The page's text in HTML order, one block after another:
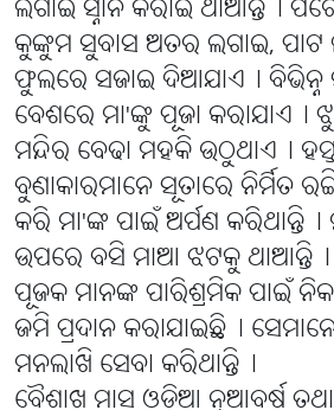
ଲଗାଇ ସ୍ନାନ କରାଇ ଥାଆନ୍ତି୤
କୁଙ୍କୁମ ସୁବାସ ଅତର ଲଗାଇ, ପାଟ
ଫୁଲରେ ସଜାଇ ଦିଆଯାଏ୤
ବେଶରେ ମା'ଙ୍କୁ ପୂଜା କରାଯାଏ୤
ମନ୍ଦିର ବେଢା ମହକି ଉଠୁଥାଏ୤
ବୁଣାକାରମାନେ ସୂତାରେ ନିର୍ମିତ
କରି ମା'ଙ୍କ ପାଇଁ ଅର୍ପଣ
ଉପରେ ବସି ମାଆ ଝଟକୁ
ପୂଜକ ମାନଙ୍କ ପାରିଶ୍ରମିକ ପାଇଁ
ଜମି ପ୍ରଦାନ କରାଯାଇଛି୤
ମନଲାଖି ସେବା କରିଥାନ୍ତି୤
ବୈଶାଖ ମାସ ଓଡ଼ିଆ ନୂଆବର୍ଷ ତଥା